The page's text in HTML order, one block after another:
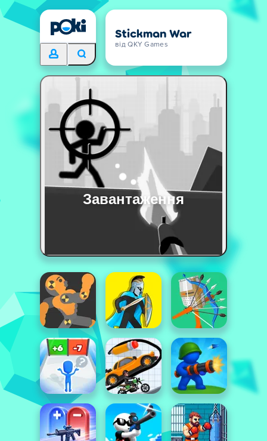
Stickman War
від QKY Games
Завантаження